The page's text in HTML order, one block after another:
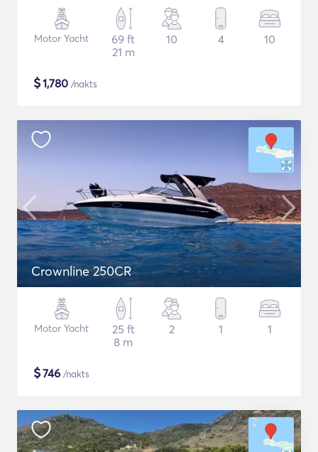
Motor Yacht
69 ft
21 m
10 4 10
$1,780 /nakts
Crownline 250CR
Motor Yacht
25 ft
8 m
2 1 1
$746 /nakts